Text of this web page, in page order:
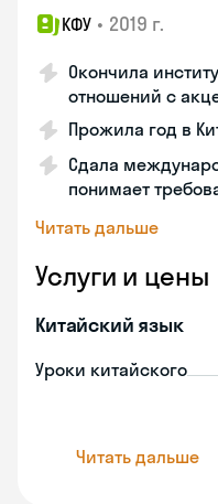
КФУ • 2019 г.
Окончила
отношений с
Прожила год в
Сдала
понимает
Читать дальше
Услуги и цены
Китайский язык
Уроки китайского
Читать дальше